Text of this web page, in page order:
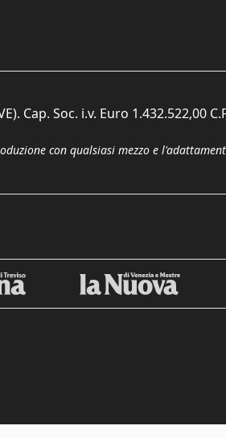
Cap. Soc. i.v. Euro 1.432.522,00
con qualsiasi mezzo e